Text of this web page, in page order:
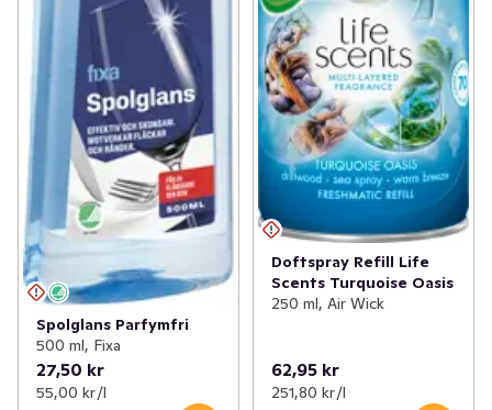
Spolglans Parfymfri
500 ml, Fixa
27,50 kr
55,00 kr /l
Doftspray Refill Life
Scents Turquoise Oasis
250 ml, Air Wick
62,95 kr
251,80 kr /l